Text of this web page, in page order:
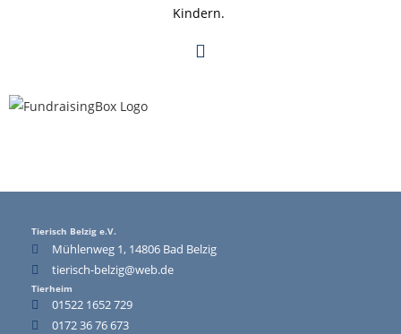
Kindern.
Tierisch Belzig e.V.
Mühlenweg 1, 14806 Bad Belzig
tierisch-belzig@web.de
Tierheim
01522 1652 729
0172 36 76 673